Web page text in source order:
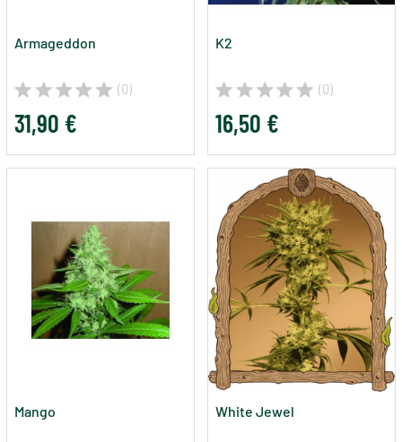
Armageddon
(0)
31,90 €
K2
(0)
16,50 €
Mango White Jewel